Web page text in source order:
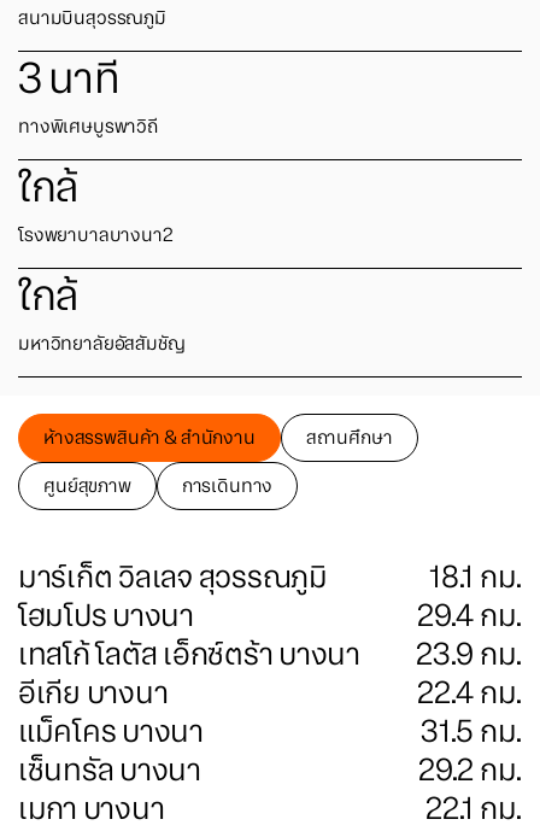
ใกล้
มหาวิทยาลัยอัสสัมชัญ
ใกล้
โรงพยาบาลบางนา2
3 นาที
ทางพิเศษบูรพาวิถี
สนามบินสุวรรณภูมิ
ห้างสรรพสินค้า & สำนักงาน
สถานศึกษา
ศูนย์สุขภาพ
การเดินทาง
มาร์เก็ต วิลเลจ สุวรรณภูมิ 18.1 กม.
โฮมโปร บางนา
29.4กม.
เทสโก้ โลตัส เอ็กซ์ตร้า บางนา
23.9 กม.
อีเกีย บางนา
22.4กม.
แม็คโคร บางนา
31.5 กม.
เซ็นทรัล บางนา
29.2 กม.
เมกา บางนา
22.1 กม.